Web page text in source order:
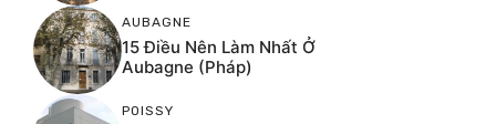
AUBAGNE
15 Điều Nên Làm Nhất Ở
Aubagne (Pháp)
POISSY